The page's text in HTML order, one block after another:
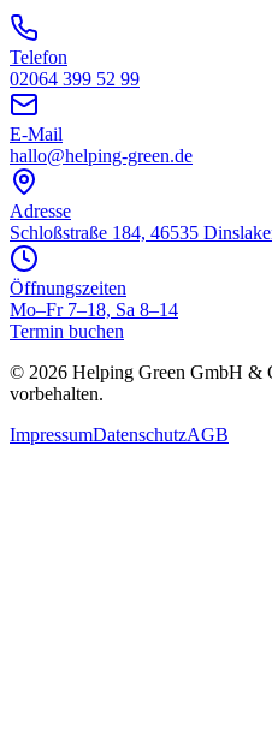
Telefon
02064 399 52 99
E-Mail
hallo@helping-green.de
Adresse
Schloßstraße 184, 46535
Öffnungszeiten
Mo–Fr 7–18, Sa 8–14
Termin buchen
© 2026 Helping Green GmbH &
vorbehalten.
ImpressumDatenschutzAGB